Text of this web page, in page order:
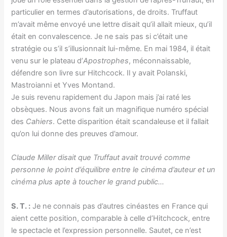
particulier en termes d’autorisations, de droits. Truffaut
m’avait même envoyé une lettre disait qu’il allait mieux, qu’il
était en convalescence. Je ne sais pas si c’était une
stratégie ou s’il s’illusionnait lui-même. En mai 1984, il était
venu sur le plateau d’Apostrophes, méconnaissable,
défendre son livre sur Hitchcock. Il y avait Polanski,
Mastroianni et Yves Montand.
Je suis revenu rapidement du Japon mais j’ai raté les
obsèques. Nous avons fait un magnifique numéro spécial
des Cahiers. Cette disparition était scandaleuse et il fallait
qu’on lui donne des preuves d’amour.
Claude Miller disait que Truffaut avait trouvé comme
personne le point d’équilibre entre le cinéma d’auteur et un
cinéma plus apte à toucher le grand public…
S. T. : Je ne connais pas d’autres cinéastes en France qui
aient cette position, comparable à celle d’Hitchcock, entre
le spectacle et l’expression personnelle. Sautet, ce n’est